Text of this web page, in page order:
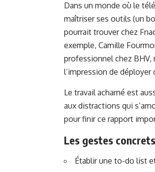
Dans un monde où le
maîtriser ses outils (un
pourrait trouver chez
exemple, Camille
professionnel chez BHV,
l’impression de
Le travail acharné est
aux distractions qui
pour finir ce rapport
Les gestes
Établir une to-do list